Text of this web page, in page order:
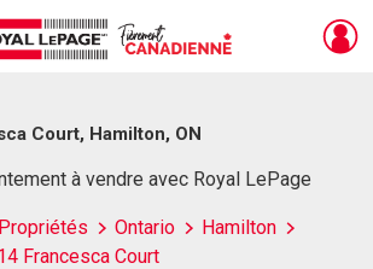
Court, Hamilton, ON
à vendre avec Royal LePage
Propriétés Ontario
Hamilton
Francesca Court